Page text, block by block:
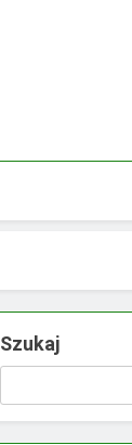
Szukaj